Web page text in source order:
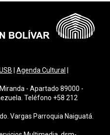
|Agenda Cultural
- Apartado 89000 -
Teléfono +58 212
Vargas Parroquia Naiguatá.